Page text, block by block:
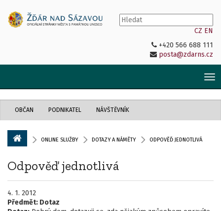
CZ EN
+420 566 688 111
posta@zdarns.cz
OBČAN PODNIKATEL NÁVŠTĚVNÍK
ONLINE SLUŽBY DOTAZY A NÁMĚTY ODPOVĚĎ JEDNOTLIVÁ
Odpověď jednotlivá
4. 1. 2012
Předmět: Dotaz